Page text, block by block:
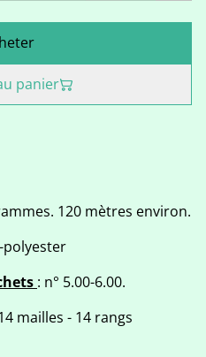
panier
120 mètres environ.
polyester
: n° 5.00-6.00.
mailles - 14 rangs